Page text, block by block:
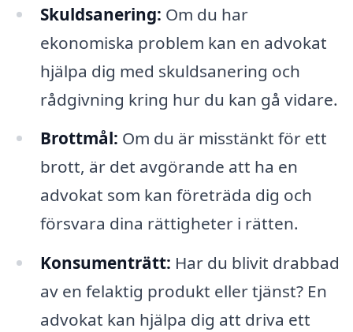
Skuldsanering: Om du har
ekonomiska problem kan en advokat
hjälpa dig med skuldsanering och
rådgivning kring hur du kan gå vidare.
Brottmål: Om du är misstänkt för ett
brott, är det avgörande att ha en
advokat som kan företräda dig och
försvara dina rättigheter i rätten.
Konsumenträtt: Har du blivit drabbad
av en felaktig produkt eller tjänst? En
advokat kan hjälpa dig att driva ett